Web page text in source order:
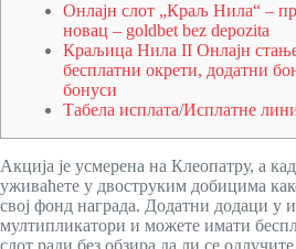
Онлајн слот „Краљ Нила“ –
новац – goldbet bez depozita
Краљица Нила II Онлајн
бесплатни окрети, додатни
бонуси
Табела исплата/Исплатне
Акција је усмерена на Клеопатру, а
уживаћете у двоструким добицима
свој фонд награда. Додатни додаци у
мултипликатори и можете имати
слот ради без обзира да ли се